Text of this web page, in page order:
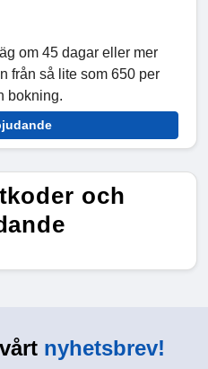
om 45 dagar eller mer
från så lite som 650 per
bokning.
och
nyhetsbrev!